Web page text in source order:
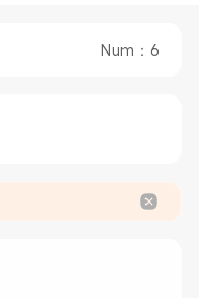
Num ： 6